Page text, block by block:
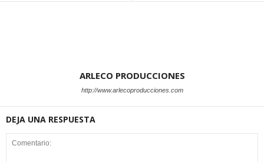
ARLECO PRODUCCIONES
http://www.arlecoproducciones.com
DEJA UNA RESPUESTA